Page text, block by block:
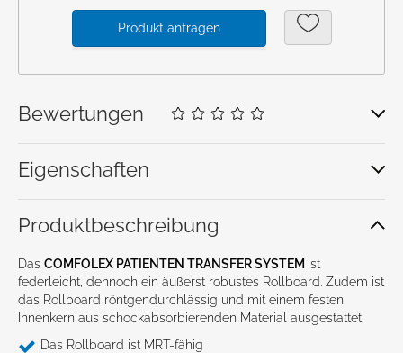
Produkt anfragen
Bewertungen
Eigenschaften
Produkt­beschreibung
Das COMFOLEX PATIENTEN TRANSFER SYSTEM ist
federleicht, dennoch ein äußerst robustes Rollboard. Zudem ist
das Rollboard röntgendurchlässig und mit einem festen
Innenkern aus schockabsorbierenden Material ausgestattet.
Das Rollboard ist MRT-fähig